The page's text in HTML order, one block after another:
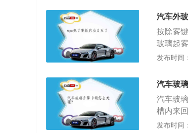
酒精或
证车玻
打开，
的原理
雾气较
养方法
油；3
汽车外
按除雾
玻璃起
冷风，
除雾，
因：车
饱和蒸
式渗析
降低空
发布时间
汽车玻
汽车玻
槽内来
性，减
发布时间